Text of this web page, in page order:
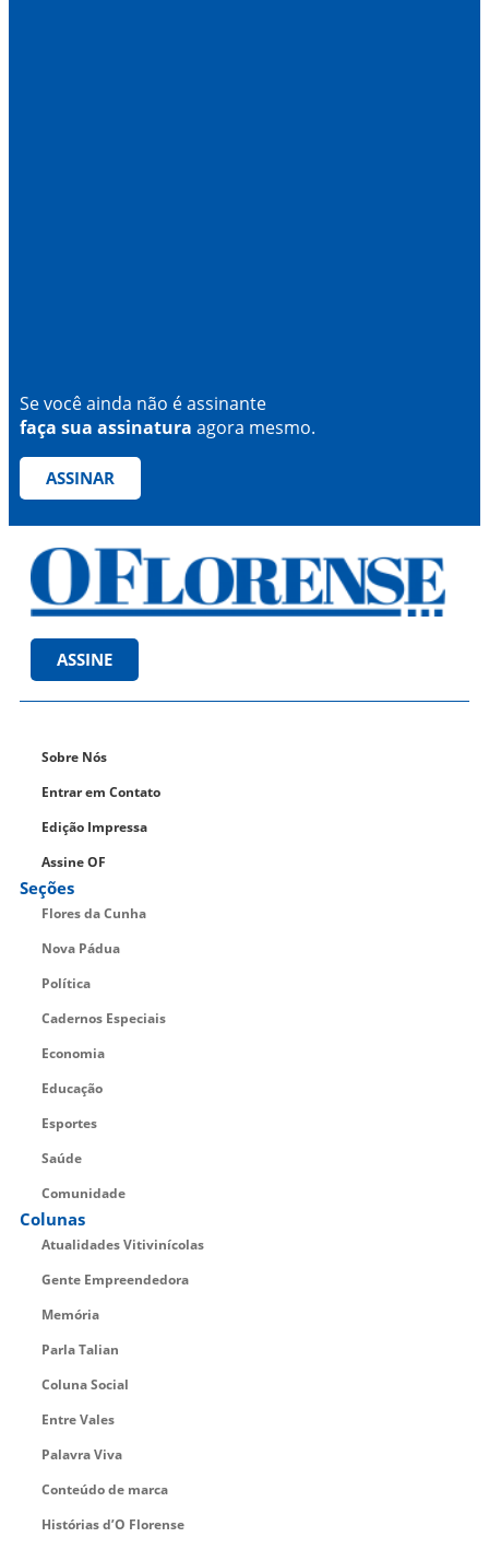
Se você ainda não é assinante
faça sua assinatura agora mesmo.
ASSINAR
ASSINE
Sobre Nós
Entrar em Contato
Edição Impressa
Assine OF
Seções
Flores da Cunha
Nova Pádua
Política
Cadernos Especiais
Economia
Educação
Esportes
Saúde
Comunidade
Colunas
Atualidades Vitivinícolas
Gente Empreendedora
Memória
Parla Talian
Coluna Social
Entre Vales
Palavra Viva
Conteúdo de marca
Histórias d’O Florense